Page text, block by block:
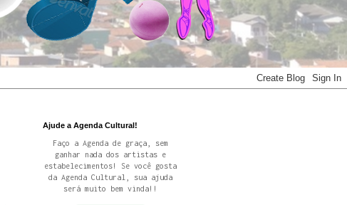
Ajude a Agenda Cultural!
Faço a Agenda de graça, sem
ganhar nada dos artistas e
estabelecimentos! Se você gosta
da Agenda Cultural, sua ajuda
será muito bem vinda!!